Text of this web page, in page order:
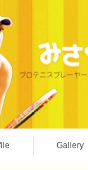
Gallery